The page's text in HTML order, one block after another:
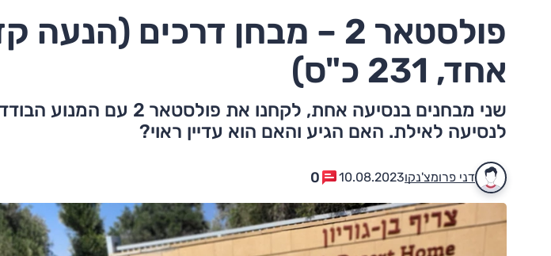
פולסטאר 2 – מבחן דרכים
אחד, 231 כ"ס)
שני מבחנים בנסיעה אחת, לקחנו
לנסיעה לאילת. האם הגיע והאם הוא עדיין ראוי?
דני פרומצ'נקו10.08.2023
0